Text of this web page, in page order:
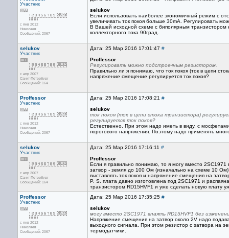
Участник
с янв 2012
Николаев
Сообщений: 2067
selukov
Если использовать наиболее экономичный режим с
увеличивать ток покоя больше 30mA. Регулировать
В Вашей исходной схеме с биполярным транзистором
коллекторного тока 90град.
selukov
Участник
с апр 2007
Санкт-Петербург
Сообщений: 164
Дата: 25 Мар 2016 17:01:47 #
Proffessor
Регулировать можно подстроечным резистором.
Правильно ли я понимаю, что ток покоя (ток в цепи
напряжение смещение регулируется ток покоя?
Proffessor
Участник
с янв 2012
Николаев
Сообщений: 2067
Дата: 25 Мар 2016 17:08:21 #
selukov
ток покоя (ток в цепи стока транзистора)
регулируется ток покоя?
Естественно. При этом надо иметь в виду, с
порогового напряжения. Поэтому надо применять
selukov
Участник
с апр 2007
Санкт-Петербург
Сообщений: 164
Дата: 25 Мар 2016 17:16:11 #
Proffessor
Если я правильно понимаю, то я могу вместо 2SC1971
затвор - земля до 100 Ом (изначально на схеме 10
выставлять ток покоя и напряжение смещения на
P. S. плата давно изготовлена под 2SC1971 и
транзистором RD15HVF1 и уже сделать новую плату
Proffessor
Участник
с янв 2012
Николаев
Сообщений: 2067
Дата: 25 Мар 2016 17:35:25 #
selukov
могу вместо 2SC1971 впаять RD15HVF1 без
Напряжение смещения на затвор около 2V надо
выходного сигнала. При этом резистор с затвора на
термодатчики.